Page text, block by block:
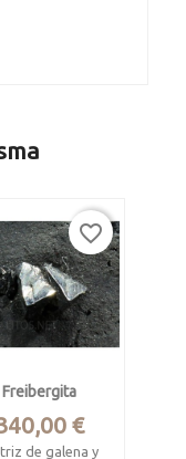
Freibergita
€
de galena y
favorite_border